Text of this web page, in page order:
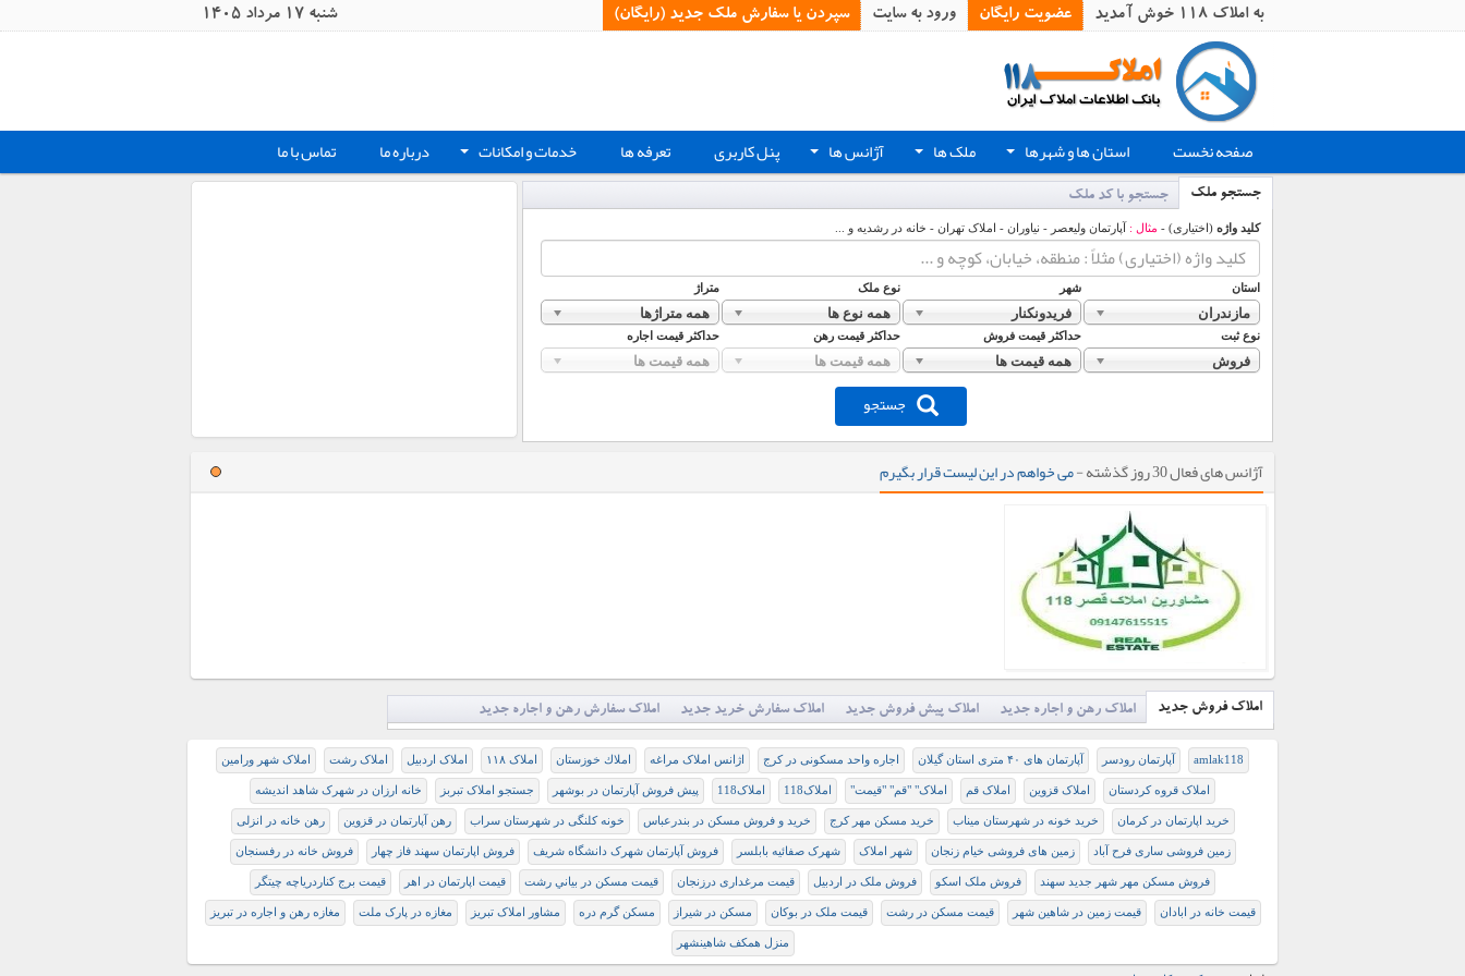
به املاک 118 خوش آمدید عضویت رایگان ورود به سایت سپردن یا سفارش ملک جدید (رایگان)‏ شنبه 17 مرداد 1405
صفحه نخست + استان ها و شهرها + ملک ها + آژانس ها پنل کاربری تعرفه ها + خدمات و امکانات درباره ما تماس با ما
جستجو ملک جستجو با کد ملک
کلید واژه (اختیاری) - مثال : آپارتمان ولیعصر - نیاوران - املاک تهران - خانه در رشدیه و ...
استان شهر نوع ملک متراژ
مازندران فریدونکنار همه نوع ها همه متراژها
نوع ثبت حداکثر قیمت فروش حداکثر قیمت رهن حداکثر قیمت اجاره
فروش همه قیمت ها همه قیمت ها همه قیمت ها
جستجو
آژانس های فعال 30 روز گذشته - می خواهم در این لیست قرار بگیرم
املاک فروش جدید املاک رهن و اجاره جدید املاک پیش فروش جدید املاک سفارش خرید جدید املاک سفارش رهن و اجاره جدید
amlak118 آپارتمان رودسر آپارتمان های ۴۰ متری استان گیلان اجاره واحد مسکونی در کرج اژانس املاک مراغه املاك خوزستان املاک ۱۱۸ املاک اردبیل املاک رشت املاک شهر ورامین
املاک قروه کردستان املاک قزوین املاک قم املاک" "قم" "قیمت" املاک118 املاک118 پیش فروش آپارتمان در بوشهر جستجو املاک تبربز خانه ارزان در شهرک شاهد اندیشه
خريد اپارتمان در كرمان خرید خونه در شهرستان میناب خرید مسکن مهر کرج خرید و فروش مسکن در بندرعباس خونه کلنگی در شهرستان سراب رهن آپارتمان در قزوین رهن خانه در انزلی
زمین فروشی ساری فرح آباد زمین های فروشی خیام زنجان شهر املاک شهرک صفائیه بابلسر فروش آپارتمان شهرک دانشگاه شریف فروش اپارتمان سهند فاز چهار فروش خانه در رفسنجان
فروش مسکن مهر شهر جدید سهند فروش ملک اسکو فروش ملک در اردبیل قيمت مرغدارى درزنجان قيمت مسكن در بياني رشت قیمت اپارتمان در اهر قیمت برج کناردریاچه چیتگر
قیمت خانه در ابادان قیمت زمین در شاهین شهر قیمت مسکن در رشت قیمت ملک در بوکان مسكن در شيراز مسکن گرم دره ﻣﺸﺎﻭﺭ ﺍﻣﻼﮎ ﺗﺒﺮﯾﺰ مغازه در پارک ملت مغازه رهن و اجاره در تبريز
منزل همکف شاهینشهر